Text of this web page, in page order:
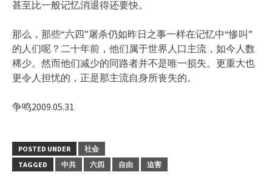
甚至比一般记忆消退得还要快。
那么，那些“六四”屠杀仍如昨日之事一样在记忆中“惨叫”
的人们呢？二十年前，他们属于世界人口主流，如今人数
稀少。然而他们减少的同路者并不是唯一损失。更重大也
更令人担忧的，正是那主流自身所丧失的。
争鸣2009.05.31
POSTED UNDER
社会
TAGGED
中共 六四 自由 迫害